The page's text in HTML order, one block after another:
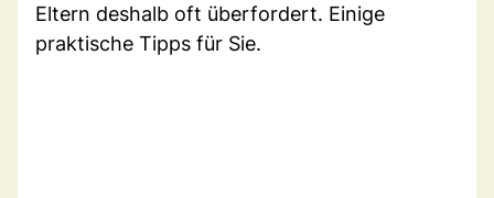
Eltern deshalb oft überfordert. Einige
praktische Tipps für Sie.